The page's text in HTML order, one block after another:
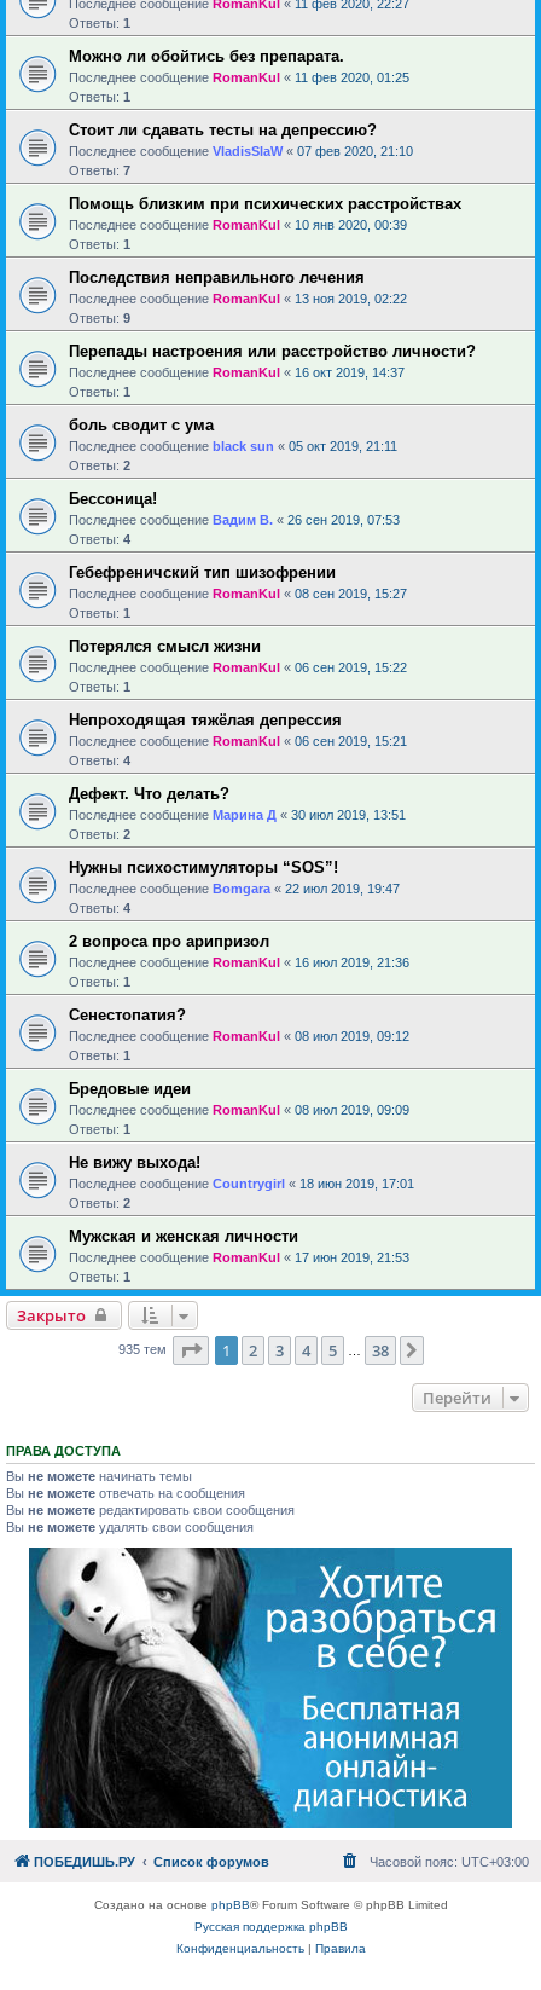
Последнее сообщение RomanKul « 11 фев 2020, 22:27
Ответы: 1
Можно ли обойтись без препарата.
Последнее сообщение RomanKul « 11 фев 2020, 01:25
Ответы: 1
Стоит ли сдавать тесты на депрессию?
Последнее сообщение VladisSlaW« 07 фев 2020, 21:10
Ответы: 7
Помощь близким при психических расстройствах
Последнее сообщение RomanKul « 10 янв 2020, 00:39
Ответы: 1
Последствия неправильного лечения
Последнее сообщение RomanKul « 13 ноя 2019, 02:22
Ответы: 9
Перепады настроения или расстройство личности?
Последнее сообщение RomanKul « 16 окт 2019, 14:37
Ответы: 1
боль сводит с ума
Последнее сообщение black sun « 05 окт 2019, 21:11
Ответы: 2
Бессоница!
Последнее сообщение Вадим В. « 26 сен 2019, 07:53
Ответы: 4
Гебефреничский тип шизофрении
Последнее сообщение RomanKul « 08 сен 2019, 15:27
Ответы: 1
Потерялся смысл жизни
Последнее сообщение RomanKul « 06 сен 2019, 15:22
Ответы: 1
Непроходящая тяжёлая депрессия
Последнее сообщение RomanKul « 06 сен 2019, 15:21
Ответы: 4
Дефект. Что делать?
Последнее сообщение Марина Д « 30 июл 2019, 13:51
Ответы: 2
Нужны психостимуляторы “SOS”!
Последнее сообщение Bomgara « 22 июл 2019, 19:47
Ответы: 4
2 вопроса про арипризол
Последнее сообщение RomanKul « 16 июл 2019, 21:36
Ответы: 1
Сенестопатия?
Последнее сообщение RomanKul « 08 июл 2019, 09:12
Ответы: 1
Бредовые идеи
Последнее сообщение RomanKul « 08 июл 2019, 09:09
Ответы: 1
Не вижу выхода!
Последнее сообщение Countrygirl « 18 июн 2019, 17:01
Ответы: 2
Мужская и женская личности
Последнее сообщение RomanKul « 17 июн 2019, 21:53
Ответы: 1
Закрыто
935 тем Страница из 38
1 2 3 4 5 38
Перейти
ПРАВА ДОСТУПА
Вы не можете начинать темы
Вы не можете отвечать на сообщения
Вы не можете редактировать свои сообщения
Вы не можете удалять свои сообщения
ПОБЕДИШЬ.РУ Список форумов Часовой пояс: UTC+03:00
Создано на основе phpBB® Forum Software © phpBB Limited
Русская поддержка phpBB
Конфиденциальность| Правила